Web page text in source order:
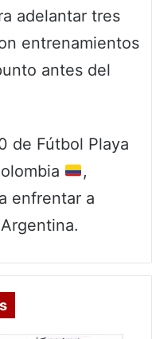
adelantar tres
entrenamientos
antes del
de Fútbol Playa
,
enfrentar a